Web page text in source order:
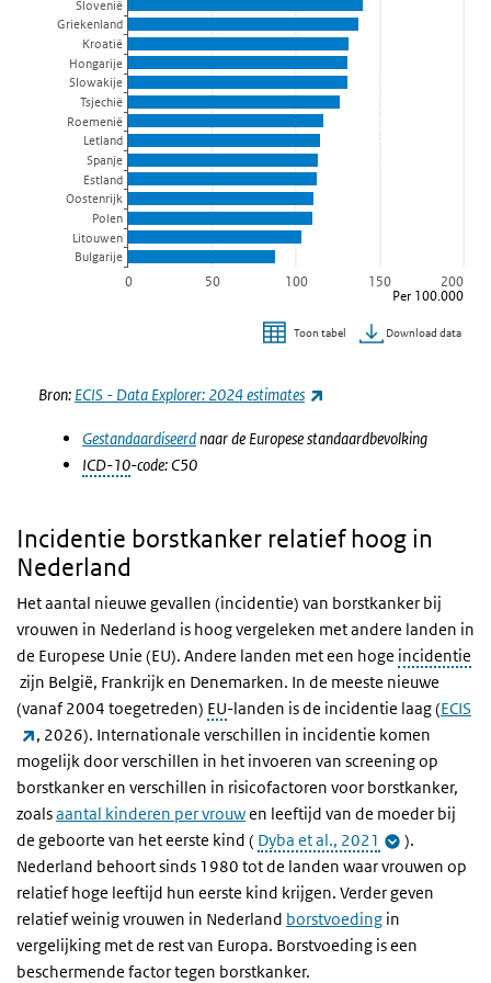
Per 100.000
0 50 100 150 200
Slovenië
Griekenland
Kroatië
Hongarije
Slowakije
Tsjechië
Roemenië
Letland
Spanje
Estland
Oostenrijk
Polen
Litouwen
Bulgarije
Toon tabel Download data
Bron: ECIS - Data Explorer: 2024 estimates
Gestandaardiseerdnaar de Europese standaardbevolking
ICD-10-code: C50
Incidentie borstkanker relatief hoog in
Nederland
Het aantal nieuwe gevallen (incidentie) van borstkanker bij
vrouwen in Nederland is hoog vergeleken met andere landen in
de Europese Unie (EU). Andere landen met een hoge incidentie
zijn België, Frankrijk en Denemarken. In de meeste nieuwe
(vanaf 2004 toegetreden) EU-landen is de incidentie laag (ECIS
(externe link)
, 2026). Internationale verschillen in incidentie komen
mogelijk door verschillen in het invoeren van screening op
borstkanker en verschillen in risicofactoren voor borstkanker,
zoalsaantal kinderen per vrouwen leeftijd van de moeder bij
de geboorte van het eerste kind ( Dyba et al., 2021
).
Nederland behoort sinds 1980 tot de landen waar vrouwen op
relatief hoge leeftijd hun eerste kind krijgen. Verder geven
relatief weinig vrouwen in Nederland borstvoeding in
vergelijking met de rest van Europa. Borstvoeding is een
beschermende factor tegen borstkanker.